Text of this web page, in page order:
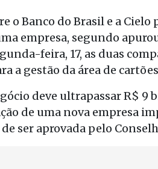
o Banco do Brasil e a
empresa, segundo
feira, 17, as duas
a gestão da área de
deve ultrapassar R$ 9
de uma nova empresa
ser aprovada pelo